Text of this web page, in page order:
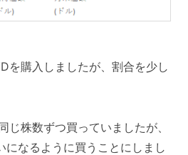
を購入しましたが、割合を少し
じ株数ずつ買っていましたが、
になるように買うことにしまし